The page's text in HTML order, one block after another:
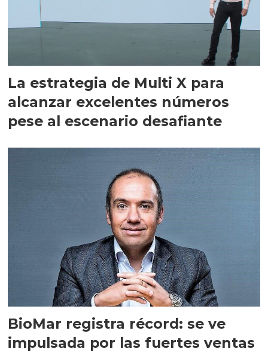
La estrategia de Multi X para
alcanzar excelentes números
pese al escenario desafiante
BioMar registra récord: se ve
impulsada por las fuertes ventas